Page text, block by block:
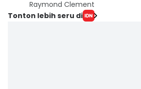
Raymond Clement
Tonton lebih seru di